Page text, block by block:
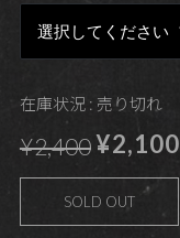
在庫状況 : 売り切れ
¥2,400¥2,100
SOLD OUT